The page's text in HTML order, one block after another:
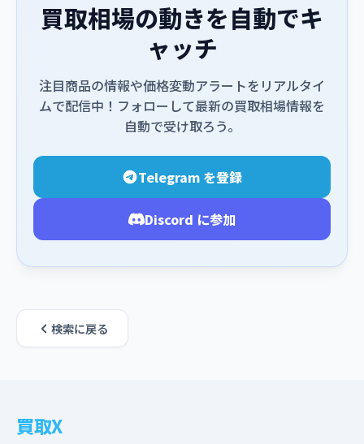
買取相場の動きを自動でキ
ャッチ
注目商品の情報や価格変動アラートをリアルタイ
ムで配信中！フォローして最新の買取相場情報を
自動で受け取ろう。
Telegram を登録
Discord に参加
検索に戻る
買取X